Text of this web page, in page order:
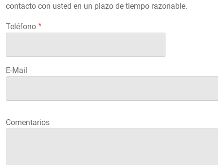
contacto con usted en un plazo de tiempo razonable.
Teléfono
E-Mail
Comentarios